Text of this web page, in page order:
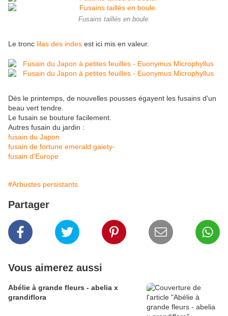
Fusains taillés en boule.
Le tronc lilas des indes est ici mis en valeur.
Dès le printemps, de nouvelles pousses égayent les fusains d'un
beau vert tendre.
Le fusain se bouture facilement.
Autres fusain du jardin :
fusain du Japon
fusain de fortune emerald gaiety-
fusain d'Europe
#Arbustes persistants
Partager
Vous aimerez aussi
Abélie à grande fleurs - abelia x
grandiflora